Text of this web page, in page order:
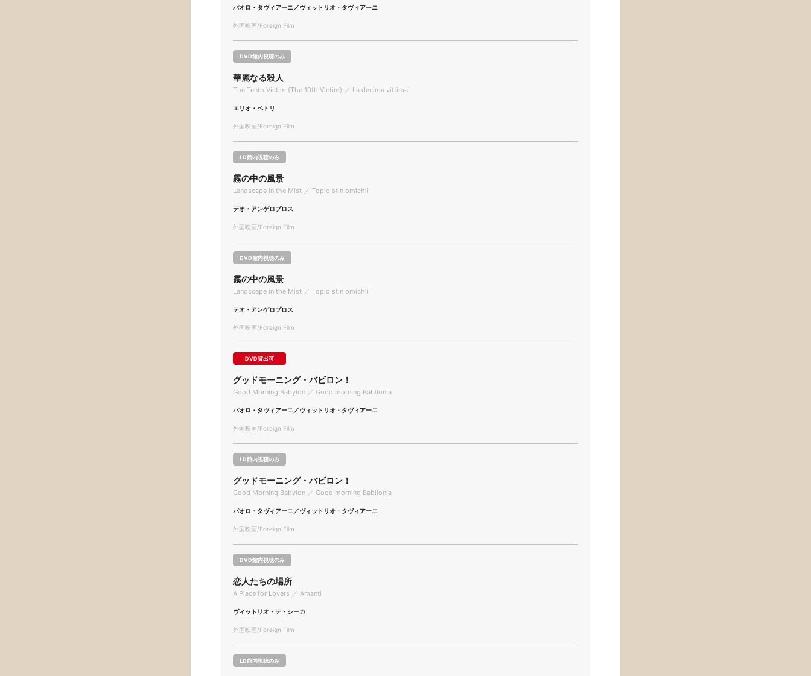
パオロ・タヴィアーニ／ヴィットリオ・タヴィアーニ
外国映画/Foreign Film
DVD館内視聴のみ
華麗なる殺人
The Tenth Victim (The 10th Victim) ／ La decima vittima
エリオ・ペトリ
外国映画/Foreign Film
LD館内視聴のみ
霧の中の風景
Landscape in the Mist ／ Topio stin omichli
テオ・アンゲロプロス
外国映画/Foreign Film
DVD館内視聴のみ
霧の中の風景
Landscape in the Mist ／ Topio stin omichli
テオ・アンゲロプロス
外国映画/Foreign Film
DVD貸出可
グッドモーニング・バビロン！
Good Morning Babylon ／ Good morning Babilonia
パオロ・タヴィアーニ／ヴィットリオ・タヴィアーニ
外国映画/Foreign Film
LD館内視聴のみ
グッドモーニング・バビロン！
Good Morning Babylon ／ Good morning Babilonia
パオロ・タヴィアーニ／ヴィットリオ・タヴィアーニ
外国映画/Foreign Film
DVD館内視聴のみ
恋人たちの場所
A Place for Lovers ／ Amanti
ヴィットリオ・デ・シーカ
外国映画/Foreign Film
LD館内視聴のみ